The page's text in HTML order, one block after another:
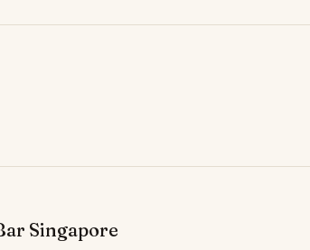
Singapore